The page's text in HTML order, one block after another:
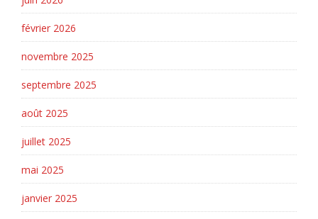
février 2026
novembre 2025
septembre 2025
août 2025
juillet 2025
mai 2025
janvier 2025